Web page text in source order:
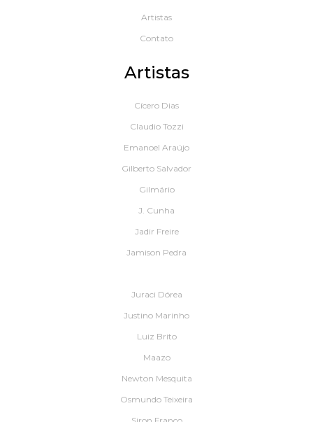
Artistas
Contato
Artistas
Cícero Dias
Claudio Tozzi
Emanoel Araújo
Gilberto Salvador
Gilmário
J. Cunha
Jadir Freire
Jamison Pedra
Juraci Dórea
Justino Marinho
Luiz Brito
Maazo
Newton Mesquita
Osmundo Teixeira